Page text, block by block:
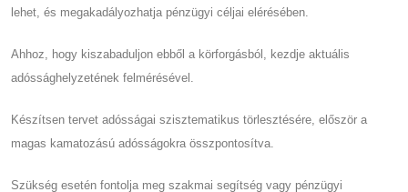
lehet, és megakadályozhatja pénzügyi céljai elérésében.
Ahhoz, hogy kiszabaduljon ebből a körforgásból, kezdje aktuális
adóssághelyzetének felmérésével.
Készítsen tervet adósságai szisztematikus törlesztésére, először a
magas kamatozású adósságokra összpontosítva.
Szükség esetén fontolja meg szakmai segítség vagy pénzügyi